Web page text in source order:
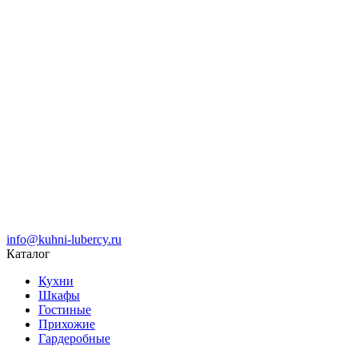
info@kuhni-lubercy.ru
Каталог
Кухни
Шкафы
Гостиные
Прихожие
Гардеробные